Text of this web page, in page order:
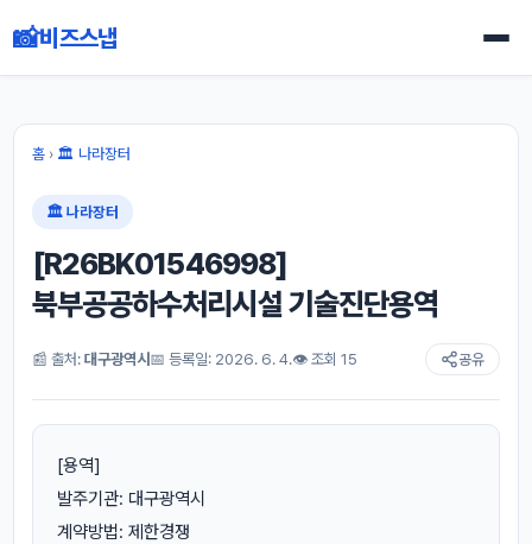
📸비즈스냅
홈› 🏛 나라장터
🏛 나라장터
[R26BK01546998]
북부공공하수처리시설 기술진단용역
📰 출처: 대구광역시📅 등록일: 2026. 6. 4.👁 조회 15 공유
[용역]
발주기관: 대구광역시
계약방법: 제한경쟁